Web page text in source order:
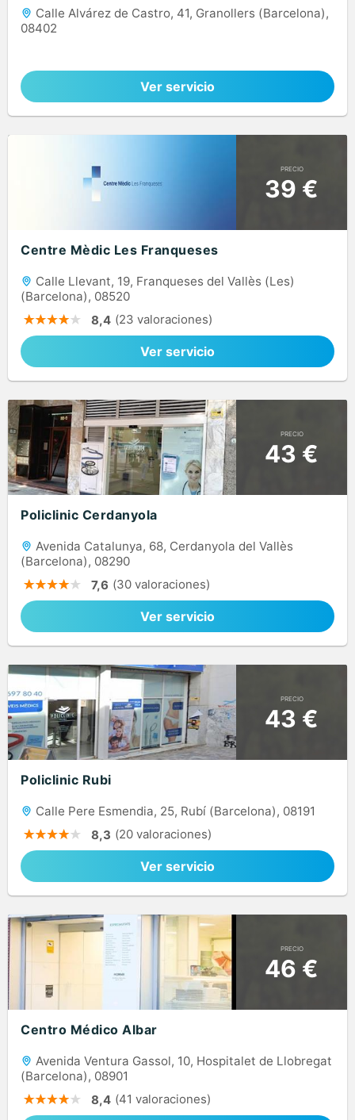
Calle Alvárez de Castro, 41, Granollers (Barcelona),
08402
Ver servicio
PRECIO
39 €
Centre Mèdic Les Franqueses
Calle Llevant, 19, Franqueses del Vallès (Les)
(Barcelona), 08520
8,4 (23 valoraciones)
Ver servicio
PRECIO
43 €
Policlinic Cerdanyola
Avenida Catalunya, 68, Cerdanyola del Vallès
(Barcelona), 08290
7,6 (30 valoraciones)
Ver servicio
PRECIO
43 €
Policlinic Rubi
Calle Pere Esmendia, 25, Rubí (Barcelona), 08191
8,3 (20 valoraciones)
Ver servicio
PRECIO
46 €
Centro Médico Albar
Avenida Ventura Gassol, 10, Hospitalet de Llobregat
(Barcelona), 08901
8,4 (41 valoraciones)